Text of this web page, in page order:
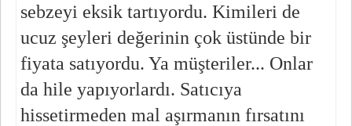
sebzeyi eksik tartıyordu. Kimileri de
ucuz şeyleri değerinin çok üstünde bir
fiyata satıyordu. Ya müşteriler... Onlar
da hile yapıyorlardı. Satıcıya
hissetirmeden mal aşırmanın fırsatını